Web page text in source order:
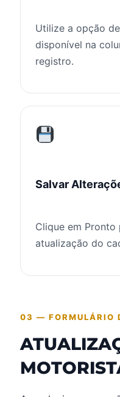
Utilize a opção
disponível na
registro.
Salvar
Clique em Pronto
atualização do
03 — FORMULÁRIO